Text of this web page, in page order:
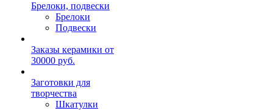
Брелоки, подвески
Брелоки
Подвески
Заказы керамики от
30000 руб.
Заготовки для
творчества
Шкатулки